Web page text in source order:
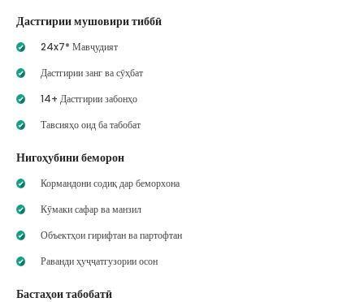
Дастгирии мушовири тиббӣ
24x7* Мавҷудият
Дастгирии занг ва сӯҳбат
14+ Дастгирии забонҳо
Тавсияҳо оид ба табобат
Нигоҳубини беморон
Кормандони содиқ дар беморхона
Кӯмаки сафар ва манзил
Объектҳои гирифтан ва партофтан
Раванди ҳуҷҷатгузории осон
Бастаҳои табобатӣ